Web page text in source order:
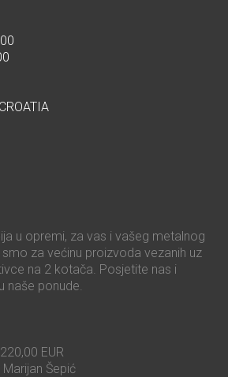
u opremi, za vas i vašeg metalnog
za većinu proizvoda vezanih uz
na 2 kotača. Posjetite nas i
naše ponude.
EUR
Marijan Šepić